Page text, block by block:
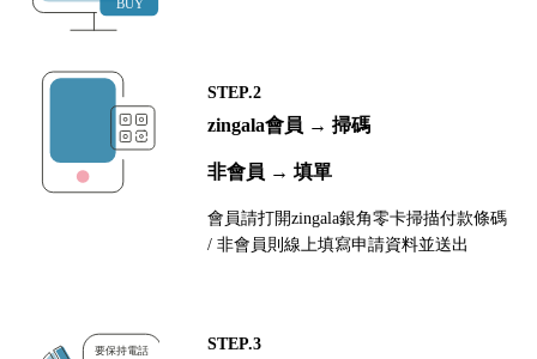
STEP.2
zingala會員 → 掃碼
非會員 → 填單
會員請打開zingala銀角零卡掃描付款條碼
/ 非會員則線上填寫申請資料並送出
STEP.3